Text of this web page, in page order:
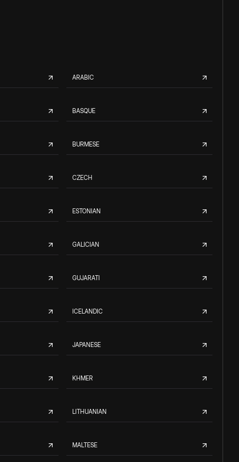
ARABIC
BASQUE
BURMESE
CZECH
ESTONIAN
GALICIAN
GUJARATI
ICELANDIC
JAPANESE
KHMER
LITHUANIAN
MALTESE